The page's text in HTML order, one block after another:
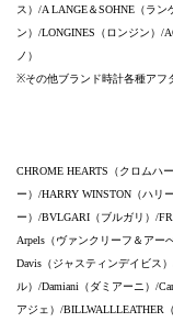
ス）/A LANGE＆SOHNE（ラ
ン）/LONGINES（ロンジン）/
ノ）
※その他ブランド時計各種アフ
CHROME HEARTS（クロムハ
ー）/HARRY WINSTON（ハリ
ー）/BVLGARI（ブルガリ）/
Arpels（ヴァンクリーフ＆アー
Davis（ジャスティンデイビス
ル）/Damiani（ダミアーニ）/
アジェ）/BILLWALLLEATHER